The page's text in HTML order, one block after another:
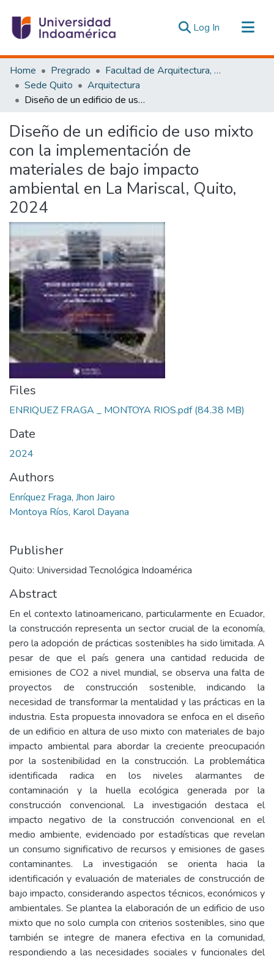
Log In (current)
Communities & Collections
All of DSpace
Statistics
Home Pregrado
Facultad de Arquitectura, Artes y Diseño
Sede Quito
Arquitectura
Diseño de un edificio de uso mixto con la implementación de materiales de bajo impacto ambiental en La Mariscal, Quito, 2024
Diseño de un edificio de uso mixto
con la implementación de
materiales de bajo impacto
ambiental en La Mariscal, Quito,
2024
Files
ENRIQUEZ FRAGA _ MONTOYA RIOS.pdf(84.38 MB)
Date
2024
Authors
Enríquez Fraga, Jhon Jairo
Montoya Ríos, Karol Dayana
Publisher
Quito: Universidad Tecnológica Indoamérica
Abstract
En el contexto latinoamericano, particularmente en Ecuador,
la construcción representa un sector crucial de la economía,
pero la adopción de prácticas sostenibles ha sido limitada. A
pesar de que el país genera una cantidad reducida de
emisiones de CO2 a nivel mundial, se observa una falta de
proyectos de construcción sostenible, indicando la
necesidad de transformar la mentalidad y las prácticas en la
industria. Esta propuesta innovadora se enfoca en el diseño
de un edificio en altura de uso mixto con materiales de bajo
impacto ambiental para abordar la creciente preocupación
por la sostenibilidad en la construcción. La problemática
identificada radica en los niveles alarmantes de
contaminación y la huella ecológica generada por la
construcción convencional. La investigación destaca el
impacto negativo de la construcción convencional en el
medio ambiente, evidenciado por estadísticas que revelan
un consumo significativo de recursos y emisiones de gases
contaminantes. La investigación se orienta hacia la
identificación y evaluación de materiales de construcción de
bajo impacto, considerando aspectos técnicos, económicos y
ambientales. Se plantea la elaboración de un edificio de uso
mixto que no solo cumpla con criterios sostenibles, sino que
también se integre de manera efectiva en la comunidad,
respondiendo a las necesidades sociales y funcionales del